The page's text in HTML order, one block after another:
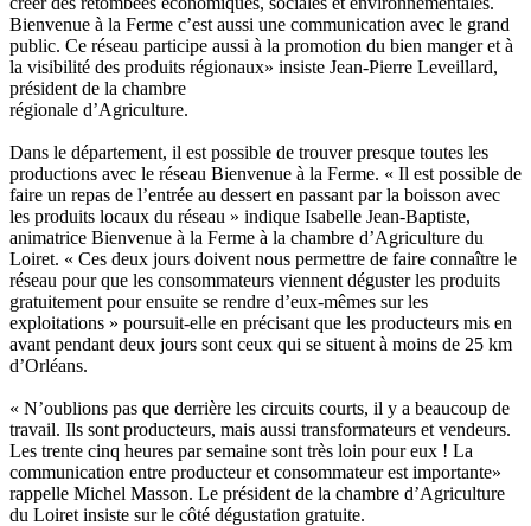
Bienvenue à la Ferme c’est aussi une communication avec le grand
public. Ce réseau participe aussi à la promotion du bien manger et à
la visibilité des produits régionaux» insiste Jean-Pierre Leveillard,
président de la chambre
régionale d’Agriculture.
Dans le département, il est possible de trouver presque toutes les
productions avec le réseau Bienvenue à la Ferme. « Il est possible de
faire un repas de l’entrée au dessert en passant par la boisson avec
les produits locaux du réseau » indique Isabelle Jean-Baptiste,
animatrice Bienvenue à la Ferme à la chambre d’Agriculture du
Loiret. « Ces deux jours doivent nous permettre de faire connaître le
réseau pour que les consommateurs viennent déguster les produits
gratuitement pour ensuite se rendre d’eux-mêmes sur les
exploitations » poursuit-elle en précisant que les producteurs mis en
avant pendant deux jours sont ceux qui se situent à moins de 25 km
d’Orléans.
« N’oublions pas que derrière les circuits courts, il y a beaucoup de
travail. Ils sont producteurs, mais aussi transformateurs et vendeurs.
Les trente cinq heures par semaine sont très loin pour eux ! La
communication entre producteur et consommateur est importante»
rappelle Michel Masson. Le président de la chambre d’Agriculture
du Loiret insiste sur le côté dégustation gratuite.